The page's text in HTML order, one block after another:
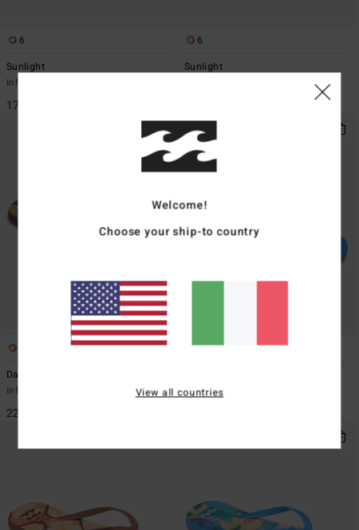
6
Sunlight
Infradito Bianco Donna
17,95 €
6
Sunlight
Dama
Infradito Multi Donna
22,95 €
6
Infradito Blu Donna
Welcome!
Choose your ship-to country
View all countries